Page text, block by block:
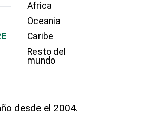
Africa
Oceania
Caribe
Resto del
mundo
desde el 2004.